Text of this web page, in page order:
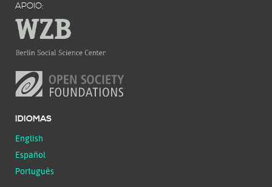
APOIO:
IDIOMAS
English
Español
Português